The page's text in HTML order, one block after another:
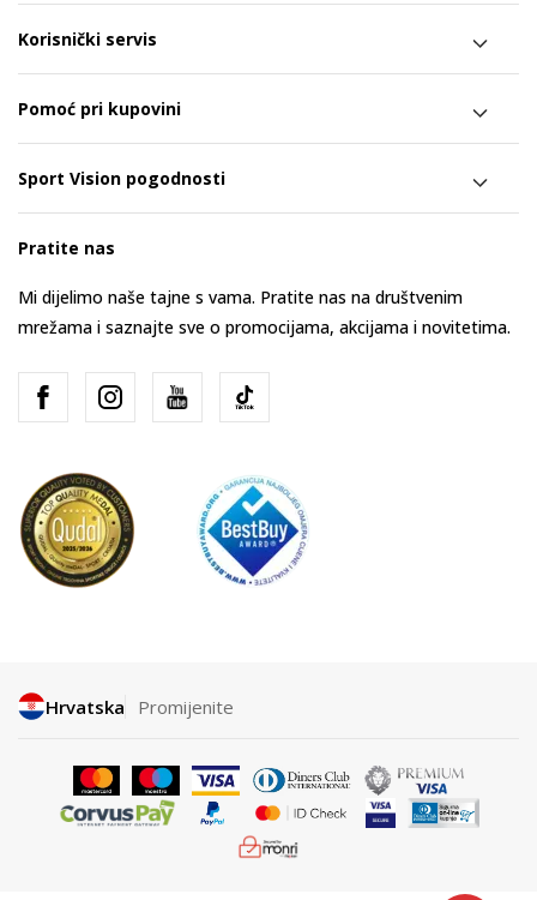
Korisnički servis
Pomoć pri kupovini
Sport Vision pogodnosti
Pratite nas
Mi dijelimo naše tajne s vama. Pratite nas na društvenim
mrežama i saznajte sve o promocijama, akcijama i novitetima.
Hrvatska Promijenite